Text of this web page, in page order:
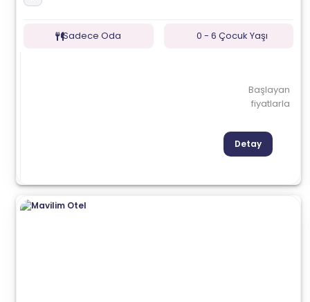
Sadece Oda 0 - 6 Çocuk Yaşı
Başlayan
fiyatlarla
Detay